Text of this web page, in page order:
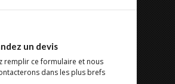
un devis
remplir ce formulaire et nous
dans les plus brefs